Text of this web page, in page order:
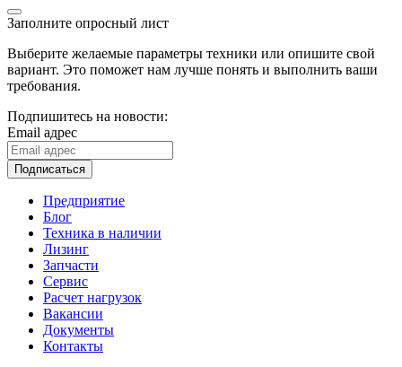
Заполните опросный лист
Выберите желаемые параметры техники или опишите свой
вариант. Это поможет нам лучше понять и выполнить ваши
требования.
Подпишитесь на новости:
Email адрес
Подписаться
Предприятие
Блог
Техника в наличии
Лизинг
Запчасти
Сервис
Расчет нагрузок
Вакансии
Документы
Контакты